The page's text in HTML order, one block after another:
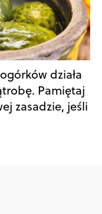
działa
Pamiętaj
zasadzie, jeśli